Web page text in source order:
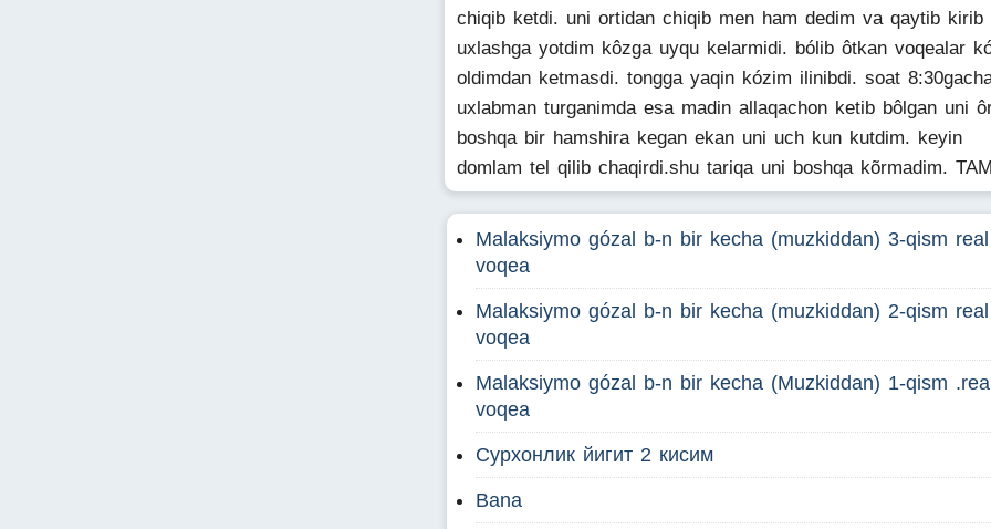
chiqib ketdi. uni ortidan chiqib men ham dedim va qaytib kirib
uxlashga yotdim kôzga uyqu kelarmidi. bólib ôtkan voqealar
oldimdan ketmasdi. tongga yaqin kózim ilinibdi. soat
uxlabman turganimda esa madin allaqachon ketib bôlgan uni
boshqa bir hamshira kegan ekan uni uch kun kutdim. keyin
domlam tel qilib chaqirdi.shu tariqa uni boshqa kõrmadim.
Malaksiymo gózal b-n bir kecha (muzkiddan) 3-qism real
voqea
Malaksiymo gózal b-n bir kecha (muzkiddan) 2-qism real
voqea
Malaksiymo gózal b-n bir kecha (Muzkiddan) 1-qism .real
voqea
Сурхонлик йигит 2 кисим
Bana